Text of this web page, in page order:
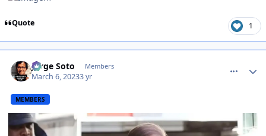
Quote 1
Jorge Soto Members
March 6, 20233 yr
MEMBERS